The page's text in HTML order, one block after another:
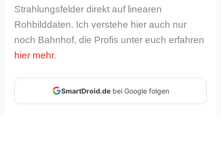
Strahlungsfelder direkt auf linearen
Rohbilddaten. Ich verstehe hier auch nur
noch Bahnhof, die Profis unter euch erfahren
hier mehr.
SmartDroid.debei Google folgen